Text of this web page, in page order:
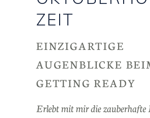
ZEIT
EINZIGARTIGE
AUGENBLICKE
GETTING READY
Erlebt mit mir die